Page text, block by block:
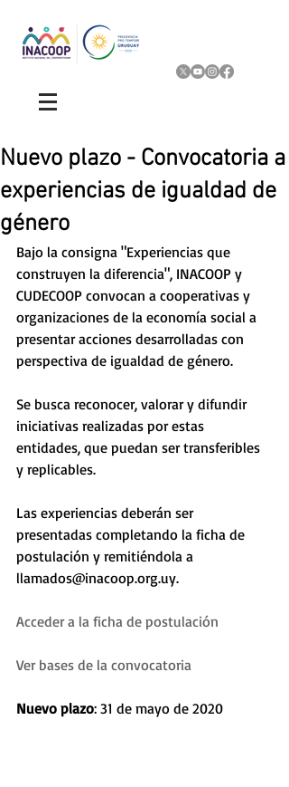
Nuevo plazo - Convocatoria a
experiencias de igualdad de
género
Bajo la consigna "Experiencias que
construyen la diferencia", INACOOP y
CUDECOOP convocan a cooperativas y
organizaciones de la economía social a
presentar acciones desarrolladas con
perspectiva de igualdad de género.
Se busca reconocer, valorar y difundir
iniciativas realizadas por estas
entidades, que puedan ser transferibles
y replicables.
Las experiencias deberán ser
presentadas completando la ficha de
postulación y remitiéndola a
llamados@inacoop.org.uy.
Acceder a la ficha de postulación
Ver bases de la convocatoria
Nuevo plazo: 31 de mayo de 2020